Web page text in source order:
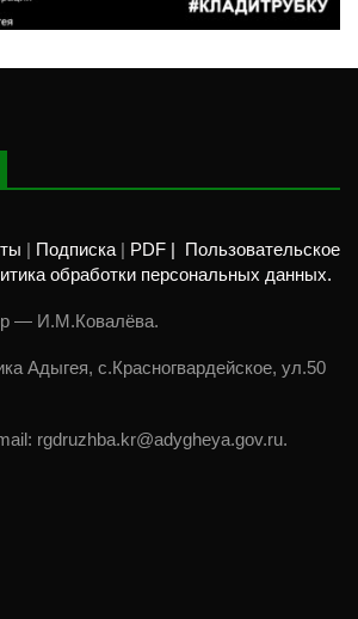
Подписка PDF |
Пользовательское
обработки персональных данных.
— И.М.Ковалёва.
Адыгея, с.Красногвардейское, ул.50
rgdruzhba.kr@adygheya.gov.ru.